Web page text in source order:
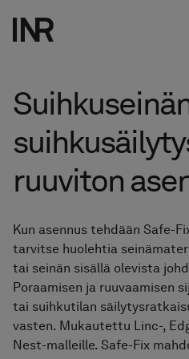
Tuotteet
Suihkuseinät
Säilytys
Peilit
Hanat &
Inspiraatio
Suunnittele
01 Löydä
02
03 Siirry
Tietoa
Studio
Etsi jälleenmyyjä
ruuviton
Kun asennus tehdään Safe-
tarvitse huolehtia
tai seinän sisällä olevista
Poraamisen ja ruuvaamisen
tai suihkutilan
vasten. Mukautettu Linc-,
Nest-malleille. Safe-Fix